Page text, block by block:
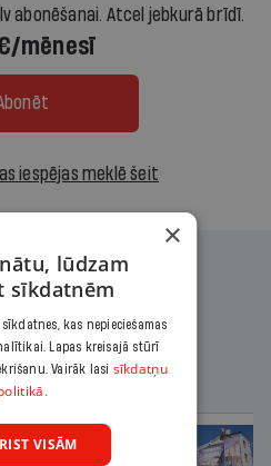
abonēšanai. Atcel jebkurā brīdī.
mēnesī
iespējas meklē šeit
×
lūdzam
sīkdatnēm
kas nepieciešamas
Lapas kreisajā stūrī
Vairāk lasi sīkdatņu
VISĀM